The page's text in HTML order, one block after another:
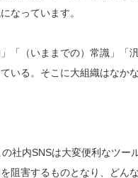
なっています。
「（いままでの）常識」
いる。そこに大組織はなか
社内SNSは大変便利なツー
阻害するものとなり、どん